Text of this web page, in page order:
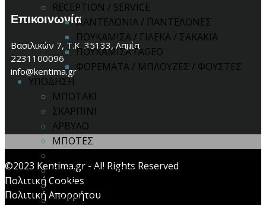
RECEPTION / SERVICE
ΠΑΝΤΕΛΟΝΙΑ / ΠΑΝΤΕΛΟΝΕΣ
ΠΟΥΚΑΜΙΣΑ / ΓΙΛΕΚΑ / ΣΑΚΑΚΙΑ
ΠΟΥΚΑΜΙΣΑ FAGEO
ΦΟΡΕΜΑΤΑ / ΜΠΛΟΥΖΕΣ / ΦΟΥΣΤΕΣ
ΥΠΟΔΗΣΗ
ΜΠΟΤΑΚΙ
ΣΚΑΡΠΙΝΙ
ΑΡΒΥΛΟ
ΜΠΟΤΕΣ
ΠΑΠΟΥΤΣΙΑ FAGEO
ΚΑΛΤΣΕΣ
ΠΑΤΟΙ
Επικοινωνία
Βασιλικών 7, Τ.Κ. 35133, Λαμία
2231100096
info@kentima.gr
©2023 Kentima.gr - All Rights Reserved
Πολιτική Cookies
Πολιτική Απορρήτου